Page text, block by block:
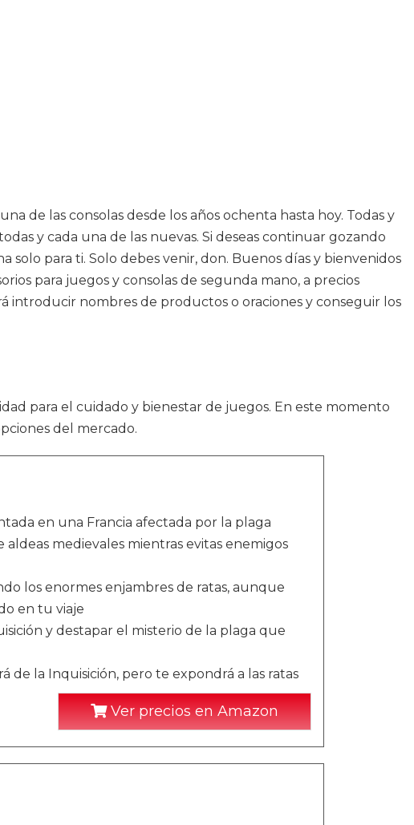
de las consolas desde los años ochenta hasta hoy. Todas y
y cada una de las nuevas. Si deseas continuar gozando
para ti. Solo debes venir, don. Buenos días y bienvenidos
para juegos y consolas de segunda mano, a precios
introducir nombres de productos o oraciones y conseguir los
para el cuidado y bienestar de juegos. En este momento
del mercado.
en una Francia afectada por la plaga
medievales mientras evitas enemigos
los enormes enjambres de ratas, aunque
en tu viaje
y destapar el misterio de la plaga que
de la Inquisición, pero te expondrá a las ratas
Ver precios en Amazon